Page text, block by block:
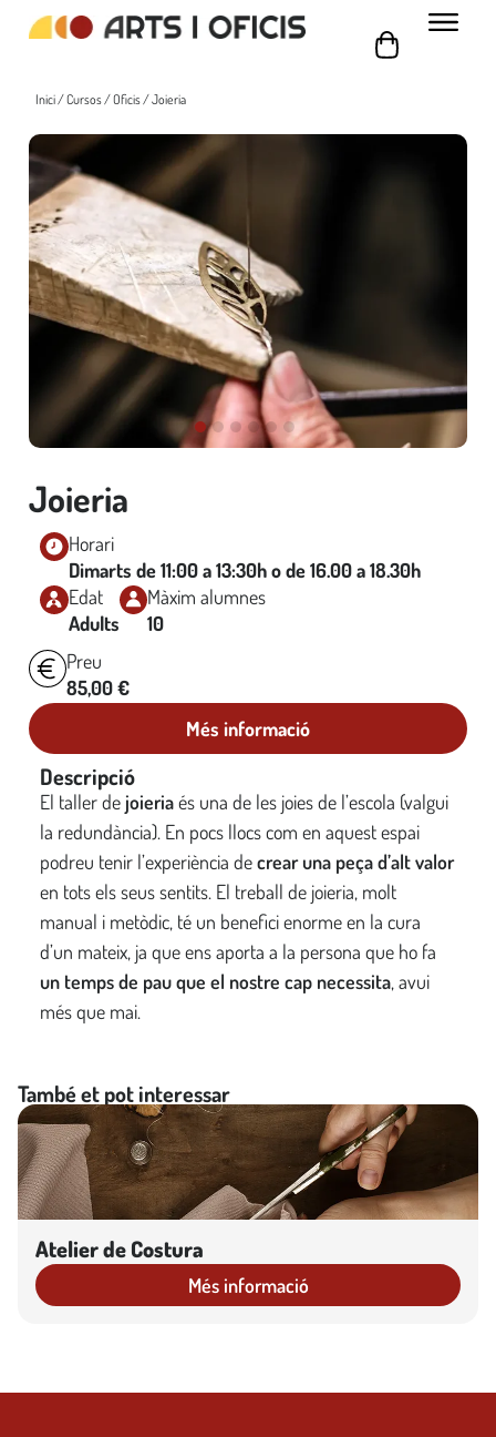
Inici/Cursos/Oficis/ Joieria
Joieria
Horari
Dimarts de 11:00 a 13:30h o de 16.00 a 18.30h
Edat
Adults
Màxim alumnes
10
Preu
85,00€
Més informació
Descripció
El taller de joieriaés una de les joies de l’escola (valgui
la redundància). En pocs llocs com en aquest espai
podreu tenir l’experiència decrear una peça d’alt valor
en tots els seus sentits. El treball de joieria, molt
manual i metòdic, té un benefici enorme en la cura
d’un mateix, ja que ens aporta a la persona que ho fa
un temps de pau que el nostre cap necessita, avui
més que mai.
També et pot interessar
Atelier de Costura
Més informació